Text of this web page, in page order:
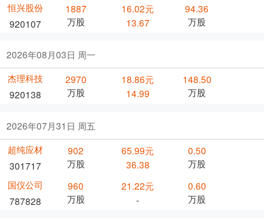
恒兴股份
920107
1887
万股
16.02元
13.67
94.36
万股
2026年08月03日 周一
杰理科技
920138
2970
万股
18.86元
14.99
148.50
万股
2026年07月31日 周五
超纯应材
301717
902
万股
65.99元
36.38
0.50
万股
国仪公司
787828
960
万股
21.22元
-
0.60
万股